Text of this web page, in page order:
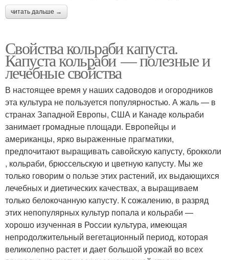
читать дальше →
Свойства кольраби капуста.
Капуста кольраби — полезные и
лечебные свойства
В настоящее время у наших садоводов и огородников
эта культура не пользуется популярностью. А жаль — в
странах Западной Европы, США и Канаде кольраби
занимает громадные площади. Европейцы и
американцы, ярко выраженные прагматики,
предпочитают выращивать савойскую капусту, брокколи
, кольраби, брюссельскую и цветную капусту. Мы же
только говорим о пользе этих растений, их выдающихся
лечебных и диетических качествах, а выращиваем
только белокочанную капусту. К сожалению, в разряд
этих непопулярных культур попала и кольраби —
хорошо изученная в России культура, имеющая
непродолжительный вегетационный период, которая
великолепно растет и дает большой урожай во всех